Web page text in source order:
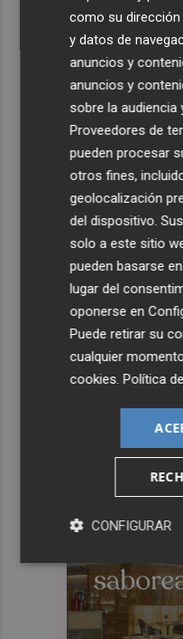
como su dirección
y datos de
anuncios y
anuncios y
sobre la
Proveedores de
pueden procesar
otros fines,
geolocalización
del dispositivo.
solo a este sitio
pueden basarse
lugar del
oponerse en
Puede retirar su
cualquier
cookies.Política
CONFIGURAR